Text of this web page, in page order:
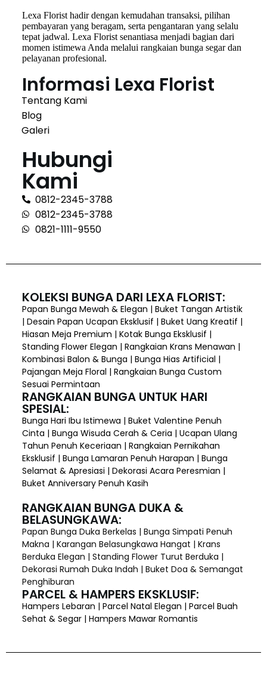
Lexa Florist hadir dengan kemudahan transaksi, pilihan
pembayaran yang beragam, serta pengantaran yang selalu
tepat jadwal. Lexa Florist senantiasa menjadi bagian dari
momen istimewa Anda melalui rangkaian bunga segar dan
pelayanan profesional.
Informasi Lexa Florist
Tentang Kami
Blog
Galeri
Hubungi
Kami
0812-2345-3788
0812-2345-3788
0821-1111-9550
KOLEKSI BUNGA DARI LEXA FLORIST:
Papan Bunga Mewah & Elegan | Buket Tangan Artistik
| Desain Papan Ucapan Eksklusif | Buket Uang Kreatif |
Hiasan Meja Premium | Kotak Bunga Eksklusif |
Standing Flower Elegan | Rangkaian Krans Menawan |
Kombinasi Balon & Bunga | Bunga Hias Artificial |
Pajangan Meja Floral | Rangkaian Bunga Custom
Sesuai Permintaan
RANGKAIAN BUNGA UNTUK HARI
SPESIAL:
Bunga Hari Ibu Istimewa | Buket Valentine Penuh
Cinta | Bunga Wisuda Cerah & Ceria | Ucapan Ulang
Tahun Penuh Keceriaan | Rangkaian Pernikahan
Eksklusif | Bunga Lamaran Penuh Harapan | Bunga
Selamat & Apresiasi | Dekorasi Acara Peresmian |
Buket Anniversary Penuh Kasih
RANGKAIAN BUNGA DUKA &
BELASUNGKAWA:
Papan Bunga Duka Berkelas | Bunga Simpati Penuh
Makna | Karangan Belasungkawa Hangat | Krans
Berduka Elegan | Standing Flower Turut Berduka |
Dekorasi Rumah Duka Indah | Buket Doa & Semangat
Penghiburan
PARCEL & HAMPERS EKSKLUSIF:
Hampers Lebaran | Parcel Natal Elegan | Parcel Buah
Sehat & Segar | Hampers Mawar Romantis